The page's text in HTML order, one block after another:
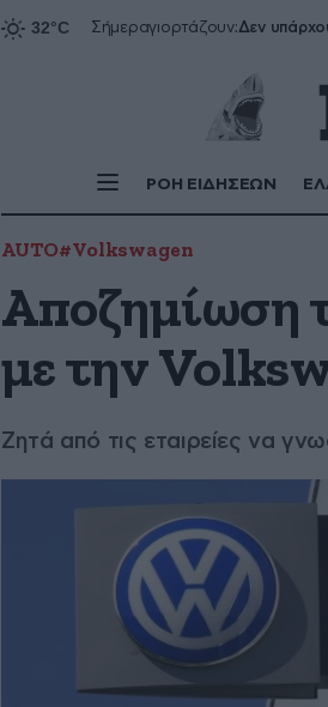
Σήμεραγιορτάζουν:Δεν
ΡΟΗ ΕΙΔΗΣΕΩΝ
AUTO#Volkswagen
Αποζημίωση
με την
Ζητά από τις εταιρείες να